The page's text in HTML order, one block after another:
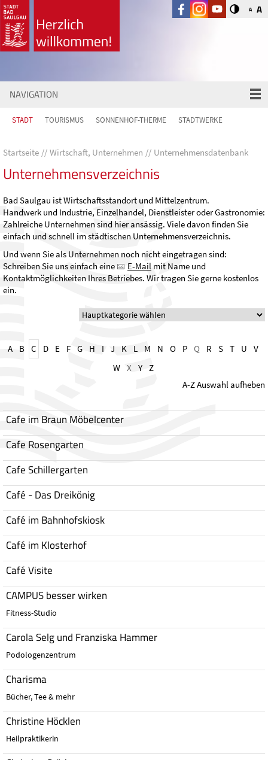
A A
NAVIGATION
STADT TOURISMUS SONNENHOF-THERME STADTWERKE
Startseite Wirtschaft, Unternehmen Unternehmensdatenbank
Unternehmensverzeichnis
Bad Saulgau ist Wirtschaftsstandort und Mittelzentrum.
Handwerk und Industrie, Einzelhandel, Dienstleister oder Gastronomie:
Zahlreiche Unternehmen sind hier ansässig. Viele davon finden Sie
einfach und schnell im städtischen Unternehmensverzeichnis.
Und wenn Sie als Unternehmen noch nicht eingetragen sind:
Schreiben Sie uns einfach eine
E-Mail mit Name und
Kontaktmöglichkeiten Ihres Betriebes. Wir tragen Sie gerne kostenlos
ein.
A B C D E F G H I J K L M N O P Q R S T U
V
W
X Y
Z
A-Z Auswahl aufheben
Cafe im Braun Möbelcenter
Cafe Rosengarten
Cafe Schillergarten
Café - Das Dreikönig
Café im Bahnhofskiosk
Café im Klosterhof
Café Visite
CAMPUS besser wirken
Fitness-Studio
Carola Selg und Franziska Hammer
Podologenzentrum
Charisma
Bücher, Tee & mehr
Christine Höcklen
Heilpraktikerin